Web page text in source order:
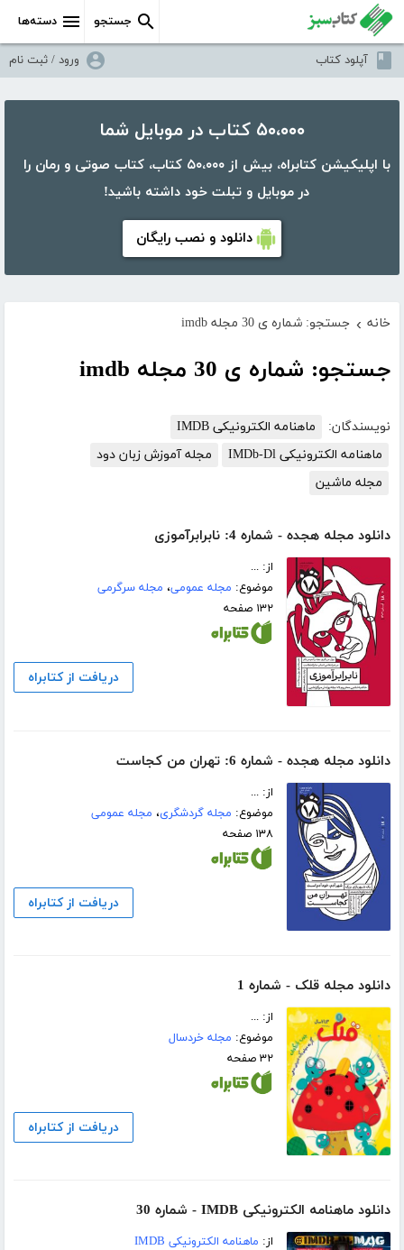
دسته‌ها جستجو
آپلود کتاب ورود / ثبت نام
۵۰،۰۰۰ کتاب در موبایل شما
با اپلیکیشن کتابراه، بیش از ۵۰،۰۰۰ کتاب، کتاب صوتی و رمان را
در موبایل و تبلت خود داشته باشید!
دانلود و نصب رایگان
خانه › جستجو: شماره ی 30 مجله imdb
جستجو: شماره ی 30 مجله imdb
نویسندگان:
ماهنامه الکترونیکی IMDB
ماهنامه الکترونیکی IMDb-Dl
مجله آموزش زبان دود
مجله ماشین
دانلود مجله هجده - شماره 4: نابرابرآموزی
از: ...
موضوع: مجله عمومی، مجله سرگرمی
۱۳۲ صفحه
دریافت از کتابراه
دانلود مجله هجده - شماره 6: تهران من کجاست
از: ...
موضوع: مجله گردشگری، مجله عمومی
۱۳۸ صفحه
دریافت از کتابراه
دانلود مجله قلک - شماره 1
از: ...
موضوع: مجله خردسال
۳۲ صفحه
دریافت از کتابراه
دانلود ماهنامه الکترونیکی IMDB - شماره 30
از: ماهنامه الکترونیکی IMDB